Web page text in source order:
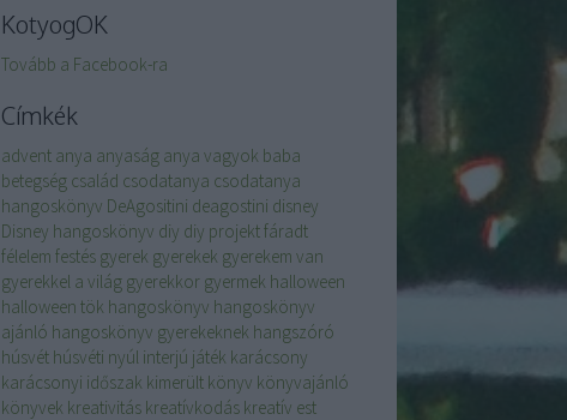
KotyogOK
Tovább a Facebook-ra
Címkék
advent anya anyaság anya vagyok baba
betegség család csodatanya csodatanya
hangoskönyv DeAgositini deagostini disney
Disney hangoskönyv diy diy projektfáradt
félelem festés gyerek gyerekek gyerekem van
gyerekkel a világ gyerekkor gyermek halloween
halloween tök hangoskönyv hangoskönyv
ajánló hangoskönyv gyerekeknek hangszóró
húsvét húsvéti nyúl interjú játék karácsony
karácsonyi időszak kimerült könyv könyvajánló
könyvek kreativitás kreatívkodás kreatív est